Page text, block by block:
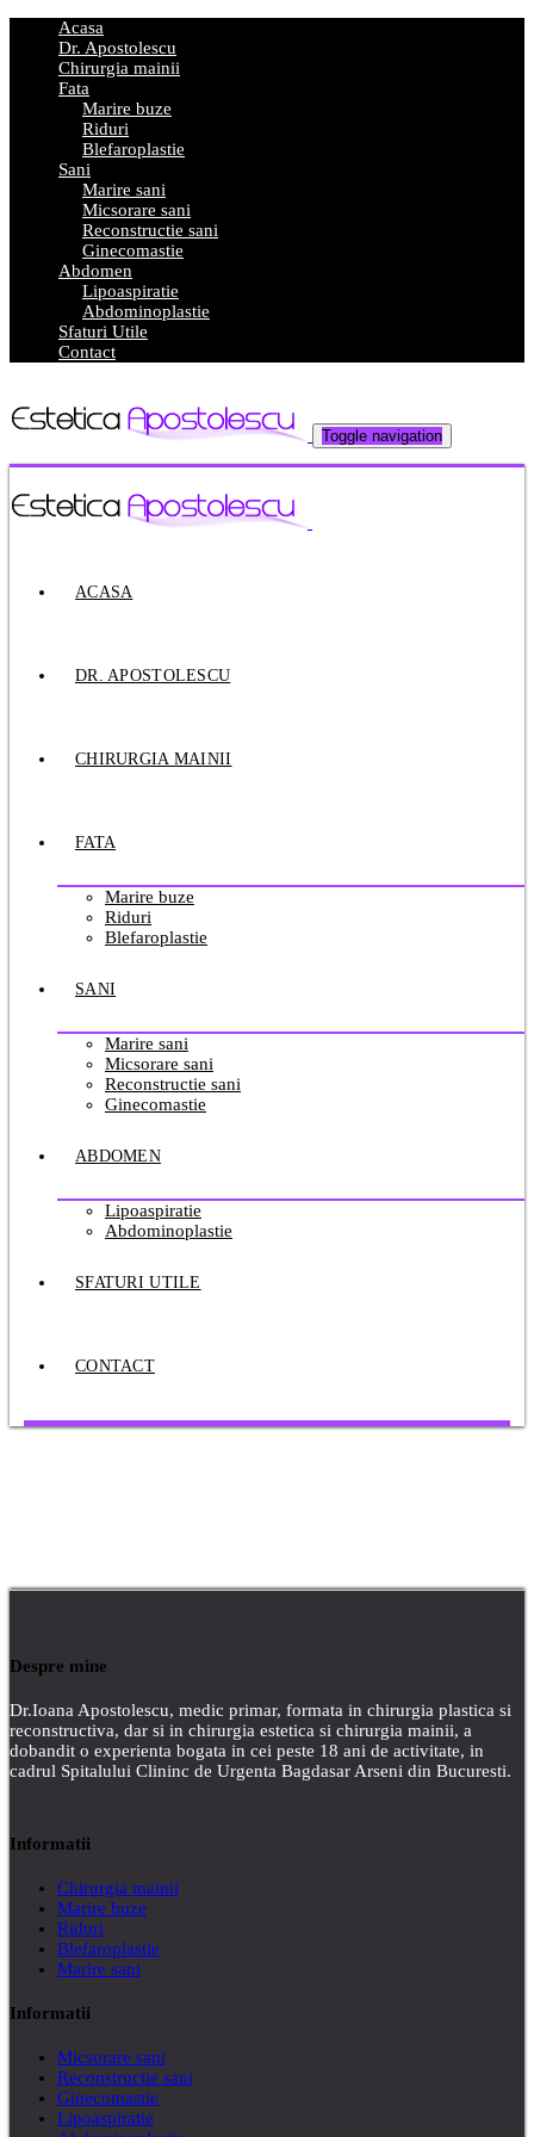
Acasa
Dr. Apostolescu
Chirurgia mainii
Fata
Marire buze
Riduri
Blefaroplastie
Sani
Marire sani
Micsorare sani
Reconstructie sani
Ginecomastie
Abdomen
Lipoaspiratie
Abdominoplastie
Sfaturi Utile
Contact
Toggle navigation
ACASA
DR. APOSTOLESCU
CHIRURGIA MAINII
FATA
Marire buze
Riduri
Blefaroplastie
SANI
Marire sani
Micsorare sani
Reconstructie sani
Ginecomastie
ABDOMEN
Lipoaspiratie
Abdominoplastie
SFATURI UTILE
CONTACT
Despre mine
Dr.Ioana Apostolescu, medic primar, formata in chirurgia plastica si
reconstructiva, dar si in chirurgia estetica si chirurgia mainii, a
dobandit o experienta bogata in cei peste 18 ani de activitate, in
cadrul Spitalului Clininc de Urgenta Bagdasar Arseni din Bucuresti.
Informatii
Chirurgia mainii
Marire buze
Riduri
Blefaroplastie
Marire sani
Informatii
Micsorare sani
Reconstructie sani
Ginecomastie
Lipoaspiratie